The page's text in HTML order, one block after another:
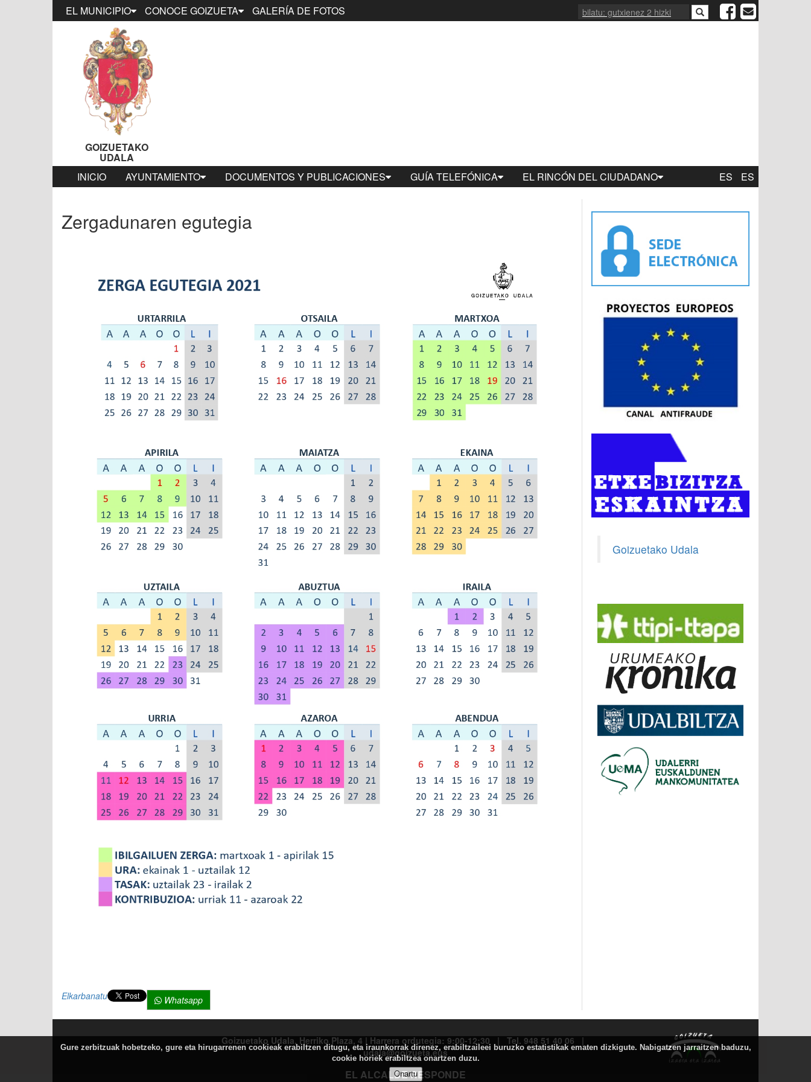
EL MUNICIPIO CONOCE GOIZUETA GALERÍA DE FOTOS
GOIZUETAKO
UDALA
INICIO
AYUNTAMIENTO DOCUMENTOS Y PUBLICACIONES GUÍA TELEFÓNICA EL RINCÓN DEL CIUDADANO ES ES
Zergadunaren egutegia
Elkarbanatu Whatsapp
Goizuetako Udala
Goizuetako Udala, Herriko Plaza, 4 | Harrera ordutegia: 9:00-12:30 | Tel. 948 51 40 06 |
udala@goizueta.eus
EL ALCALDE RESPONDE
Gure zerbitzuak hobetzeko, gure eta hirugarrenen cookieak erabiltzen ditugu, eta iraunkorrak direnez, erabiltzaileei buruzko estatistikak ematen dizkigute. Nabigatzen jarraitzen baduzu,
cookie horiek erabiltzea onartzen duzu.